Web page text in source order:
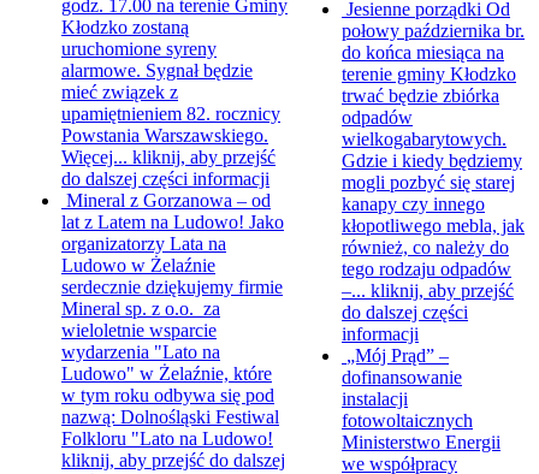
godz. 17.00 na terenie Gminy
Kłodzko zostaną
uruchomione syreny
alarmowe. Sygnał będzie
mieć związek z
upamiętnieniem 82. rocznicy
Powstania Warszawskiego.
Więcej... kliknij, aby przejść
do dalszej części informacji
Mineral z Gorzanowa – od
lat z Latem na Ludowo! Jako
organizatorzy Lata na
Ludowo w Żelaźnie
serdecznie dziękujemy firmie
Mineral sp. z o.o. za
wieloletnie wsparcie
wydarzenia "Lato na
Ludowo" w Żelaźnie, które
w tym roku odbywa się pod
nazwą: Dolnośląski Festiwal
Folkloru "Lato na Ludowo!
kliknij, aby przejść do dalszej
Jesienne porządki Od
połowy października br.
do końca miesiąca na
terenie gminy Kłodzko
trwać będzie zbiórka
odpadów
wielkogabarytowych.
Gdzie i kiedy będziemy
mogli pozbyć się starej
kanapy czy innego
kłopotliwego mebla, jak
również, co należy do
tego rodzaju odpadów
–... kliknij, aby przejść
do dalszej części
informacji
„Mój Prąd” –
dofinansowanie
instalacji
fotowoltaicznych
Ministerstwo Energii
we współpracy